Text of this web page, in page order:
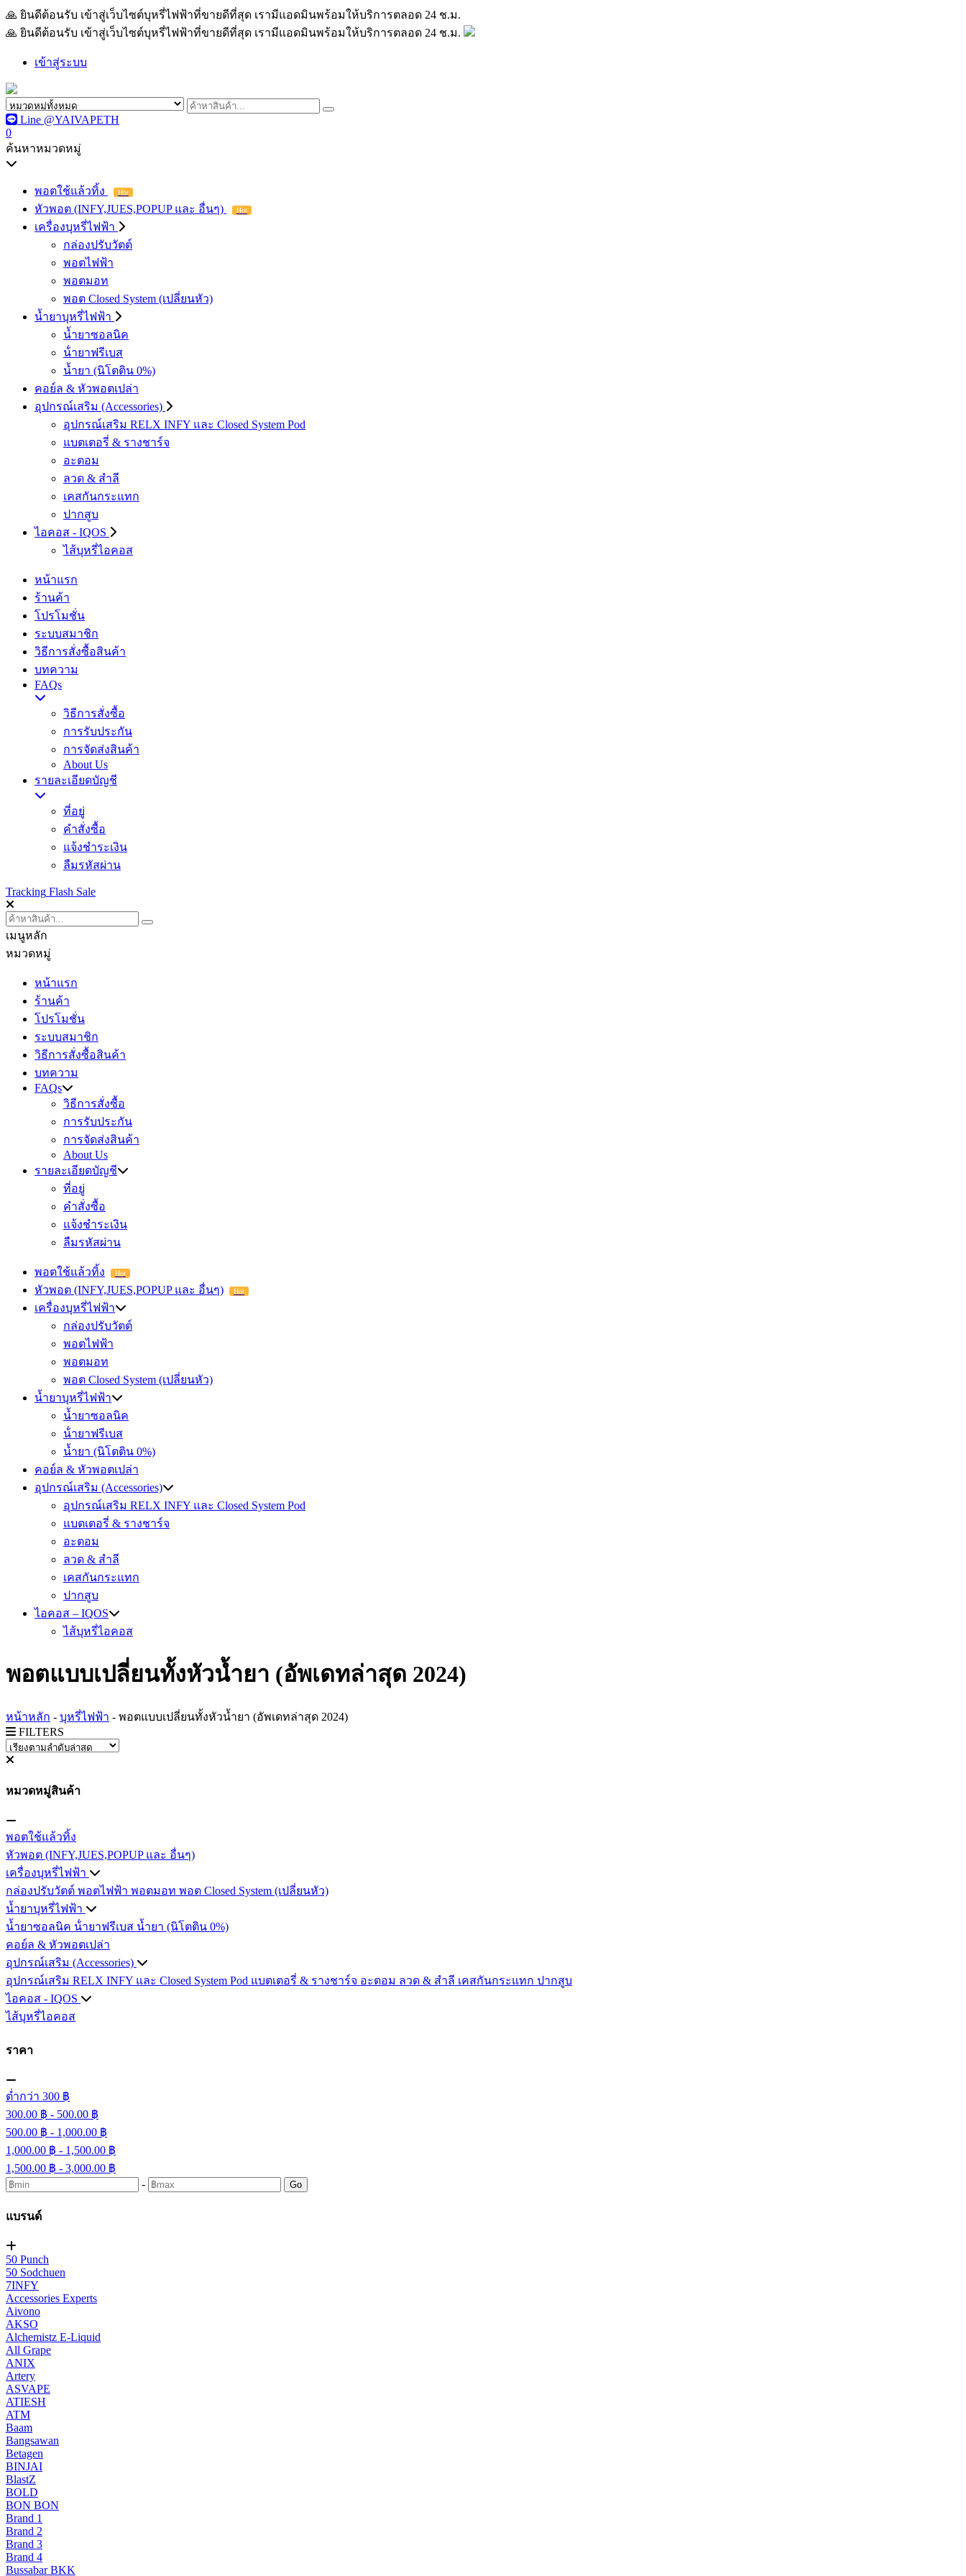
🙏 ยินดีต้อนรับ เข้าสู่เว็บไซต์บุหรี่ไฟฟ้าที่ขายดีที่สุด เรามีแอดมินพร้อมให้บริการตลอด 24 ช.ม.
🙏 ยินดีต้อนรับ เข้าสู่เว็บไซต์บุหรี่ไฟฟ้าที่ขายดีที่สุด เรามีแอดมินพร้อมให้บริการตลอด 24 ช.ม.
เข้าสู่ระบบ
Line @YAIVAPETH
0
ค้นหาหมวดหมู่
พอตใช้แล้วทิ้ง Hot
หัวพอต (INFY,JUES,POPUP และ อื่นๆ) Hot
เครื่องบุหรี่ไฟฟ้า
กล่องปรับวัตต์
พอตไฟฟ้า
พอตมอท
พอต Closed System (เปลี่ยนหัว)
น้ำยาบุหรี่ไฟฟ้า
น้ำยาซอลนิค
น้ํายาฟรีเบส
น้ำยา (นิโตติน 0%)
คอย์ล & หัวพอตเปล่า
อุปกรณ์เสริม (Accessories)
อุปกรณ์เสริม RELX INFY และ Closed System Pod
แบตเตอรี่ & รางชาร์จ
อะตอม
ลวด ​& สำลี
เคสกันกระแทก
ปากสูบ
ไอคอส - IQOS
ไส้บุหรี่ไอคอส
หน้าแรก
ร้านค้า
โปรโมชั่น
ระบบสมาชิก
วิธีการสั่งซื้อสินค้า
บทความ
FAQs
วิธีการสั่งซื้อ
การรับประกัน
การจัดส่งสินค้า
About Us
รายละเอียดบัญชี
ที่อยู่
คำสั่งซื้อ
แจ้งชำระเงิน
ลืมรหัสผ่าน
Tracking Flash Sale
เมนูหลัก
หมวดหมู่
หน้าแรก
ร้านค้า
โปรโมชั่น
ระบบสมาชิก
วิธีการสั่งซื้อสินค้า
บทความ
FAQs
วิธีการสั่งซื้อ
การรับประกัน
การจัดส่งสินค้า
About Us
รายละเอียดบัญชี
ที่อยู่
คำสั่งซื้อ
แจ้งชำระเงิน
ลืมรหัสผ่าน
พอตใช้แล้วทิ้ง Hot
หัวพอต (INFY,JUES,POPUP และ อื่นๆ) Hot
เครื่องบุหรี่ไฟฟ้า
กล่องปรับวัตต์
พอตไฟฟ้า
พอตมอท
พอต Closed System (เปลี่ยนหัว)
น้ำยาบุหรี่ไฟฟ้า
น้ำยาซอลนิค
น้ํายาฟรีเบส
น้ำยา (นิโตติน 0%)
คอย์ล & หัวพอตเปล่า
อุปกรณ์เสริม (Accessories)
อุปกรณ์เสริม RELX INFY และ Closed System Pod
แบตเตอรี่ & รางชาร์จ
อะตอม
ลวด ​& สำลี
เคสกันกระแทก
ปากสูบ
ไอคอส – IQOS
ไส้บุหรี่ไอคอส
พอตแบบเปลี่ยนทั้งหัวน้ำยา (อัพเดทล่าสุด 2024)
หน้าหลัก - บุหรี่ไฟฟ้า - พอตแบบเปลี่ยนทั้งหัวน้ำยา (อัพเดทล่าสุด 2024)
FILTERS
หมวดหมู่สินค้า
พอตใช้แล้วทิ้ง
หัวพอต (INFY,JUES,POPUP และ อื่นๆ)
เครื่องบุหรี่ไฟฟ้า
กล่องปรับวัตต์ พอตไฟฟ้า พอตมอท พอต Closed System (เปลี่ยนหัว)
น้ำยาบุหรี่ไฟฟ้า
น้ำยาซอลนิค น้ํายาฟรีเบส น้ำยา (นิโตติน 0%)
คอย์ล & หัวพอตเปล่า
อุปกรณ์เสริม (Accessories)
อุปกรณ์เสริม RELX INFY และ Closed System Pod แบตเตอรี่ & รางชาร์จ อะตอม ลวด ​& สำลี เคสกันกระแทก ปากสูบ
ไอคอส - IQOS
ไส้บุหรี่ไอคอส
ราคา
ต่ำกว่า 300 ฿
300.00 ฿ - 500.00 ฿
500.00 ฿ - 1,000.00 ฿
1,000.00 ฿ - 1,500.00 ฿
1,500.00 ฿ - 3,000.00 ฿
-
Go
แบรนด์
50 Punch
50 Sodchuen
7INFY
Accessories Experts
Aivono
AKSO
Alchemistz E-Liquid
All Grape
ANIX
Artery
ASVAPE
ATIESH
ATM
Baam
Bangsawan
Betagen
BINJAI
BlastZ
BOLD
BON BON
Brand 1
Brand 2
Brand 3
Brand 4
Bussabar BKK